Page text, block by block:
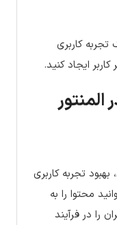
کاربری
ایجاد کنید.
تجربه کاربری
محتوا را به
را در فرآیند